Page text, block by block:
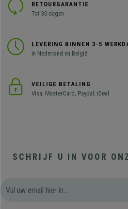
RETOURGARANTIE
Tot 30 dagen
LEVERING BINNEN 3-5
in Nederland en België
VEILIGE BETALING
Visa, MasterCard, Paypal, iDeal
SCHRIJF U IN VOOR